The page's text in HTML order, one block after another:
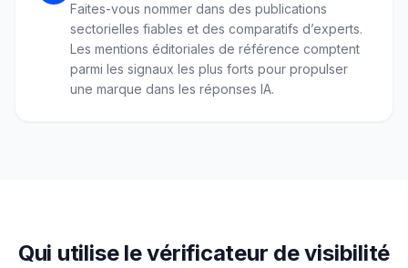
Faites-vous nommer dans des publications
sectorielles fiables et des comparatifs d’experts.
Les mentions éditoriales de référence comptent
parmi les signaux les plus forts pour propulser
une marque dans les réponses IA.
Qui utilise le vérificateur de visibilité